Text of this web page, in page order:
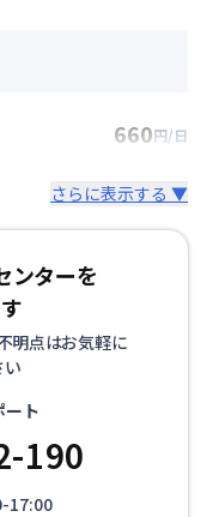
660円/日
さらに表示する ▼
ンターを
明点はお気軽に
い
ート
190
17:00